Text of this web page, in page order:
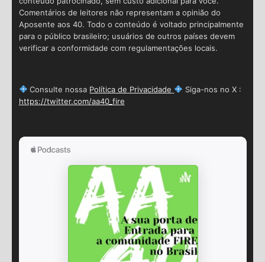
Comentários de leitores não representam a opinião do
Aposente aos 40. Todo o conteúdo é voltado principalmente
para o público brasileiro; usuários de outros países devem
verificar a conformidade com regulamentações locais.
Consulte nossa Política de Privacidade
Siga-nos no X :
https://twitter.com/aa40_fire